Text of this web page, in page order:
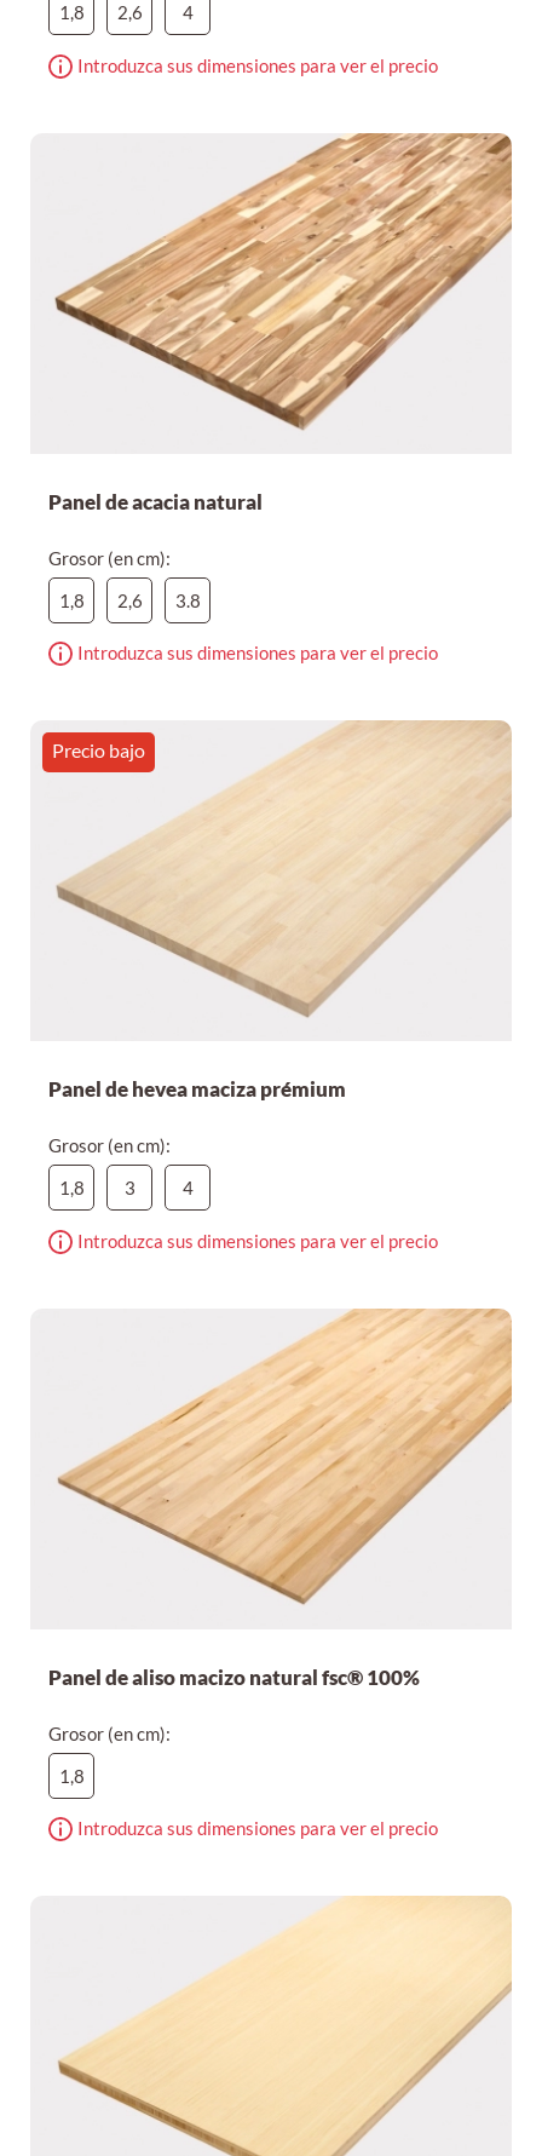
1,8 2,6 4
Introduzca sus dimensiones para ver el precio
Panel de acacia natural
Grosor (en cm):
1,8
2,6 3.8
Introduzca sus dimensiones para ver el precio
Precio bajo
Panel de hevea maciza prémium
Grosor (en cm):
1,8
3 4
Introduzca sus dimensiones para ver el precio
Panel de aliso macizo natural fsc® 100%
Grosor (en cm):
1,8
Introduzca sus dimensiones para ver el precio